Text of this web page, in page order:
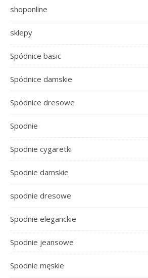
shoponline
sklepy
Spódnice basic
Spódnice damskie
Spódnice dresowe
Spodnie
Spodnie cygaretki
Spodnie damskie
spodnie dresowe
Spodnie eleganckie
Spodnie jeansowe
Spodnie męskie